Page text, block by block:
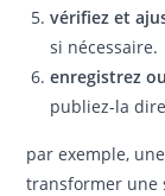
vérifiez et
si nécessaire.
enregistrez
publiez-la
par exemple,
transformer une